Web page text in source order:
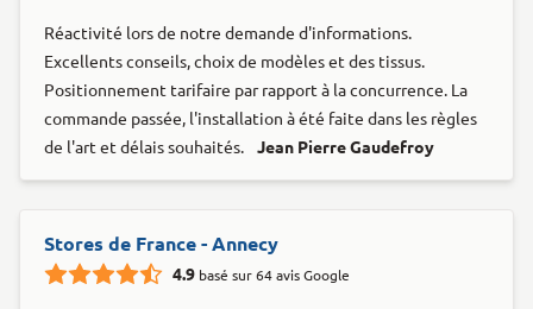
Réactivité lors de notre demande d'informations.
Excellents conseils, choix de modèles et des tissus.
Positionnement tarifaire par rapport à la concurrence. La
commande passée, l'installation à été faite dans les règles
de l'art et délais souhaités.
Jean Pierre Gaudefroy
Stores de France - Annecy
4.9 basé sur 64 avis Google